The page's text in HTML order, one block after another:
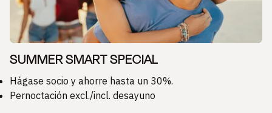
SUMMER SMART SPECIAL
Hágase socio y ahorre hasta un 30%.
Pernoctación excl./incl. desayuno